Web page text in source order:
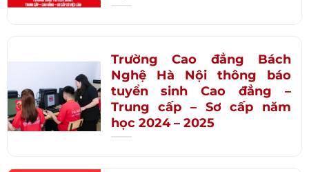
Trường Cao đẳng Bách
Nghệ Hà Nội thông báo
tuyển sinh Cao đẳng –
Trung cấp – Sơ cấp năm
học 2024 – 2025